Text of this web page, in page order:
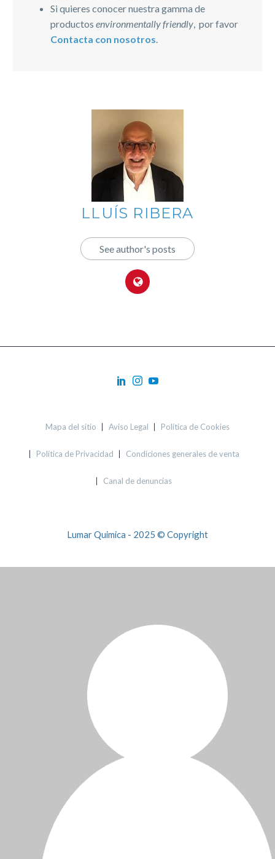
Si quieres conocer nuestra gamma de
productos environmentally friendly, por favor
Contacta con nosotros.
LLUÍS RIBERA
See author's posts
Mapa del sitio Aviso Legal Política de Cookies
Política de Privacidad Condiciones generales de venta
Canal de denuncias
Lumar Quimica - 2025 © Copyright